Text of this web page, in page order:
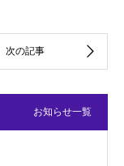
お知らせ一覧